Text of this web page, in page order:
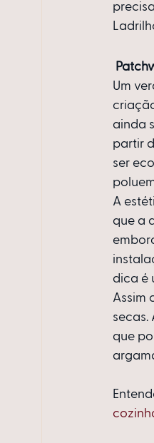
Um
ainda
partir
ser
A
que a
dica é
Assim
secas.
que